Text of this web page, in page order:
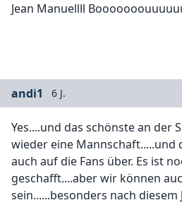
Jean Manuellll
andi1 6 J.
Yes....und das schönste an der
wieder eine Mannschaft.....und
auch auf die Fans über. Es ist
geschafft....aber wir können
sein......besonders nach diesem